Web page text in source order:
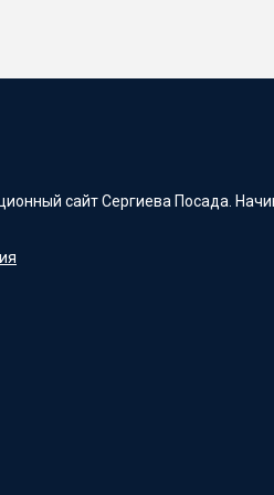
сайт Сергиева Посада.